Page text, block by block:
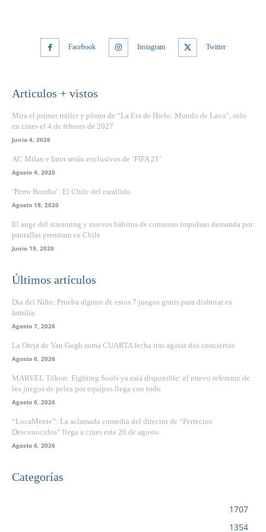
Facebook Instagram Twitter
Articulos + vistos
Mira el primer tráiler y póster de “La Era de Hielo: Mundo de Lava”, solo
en cines el 4 de febrero de 2027
Junio 4, 2026
AC Milan e Inter serán exclusivos de ‘FIFA 21’
Agosto 4, 2020
‘Perro Bomba’: El Chile del estallido
Agosto 18, 2020
El auge del streaming y nuevos hábitos de consumo impulsan demanda por
pantallas premium en Chile
Junio 19, 2026
Últimos artículos
Día del Niño: Prueba alguno de estos 7 juegos gratis para disfrutar en
familia
Agosto 7, 2026
La Oreja de Van Gogh suma CUARTA fecha tras agotar dos conciertos
Agosto 6, 2026
MARVEL Tōkon: Fighting Souls ya está disponible: el nuevo referente de
los juegos de pelea por equipos llega con todo
Agosto 6, 2026
“LocaMente”: La aclamada comedia del director de “Perfectos
Desconocidos” llega a cines este 20 de agosto
Agosto 6, 2026
Categorías
1707
1354